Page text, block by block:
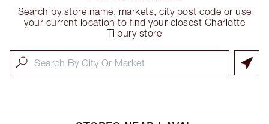
Search by store name, markets, city post code or use
your current location to find your closest Charlotte
Tilbury store